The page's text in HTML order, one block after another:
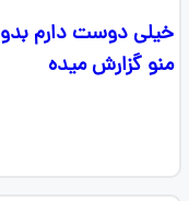
خیلی دوست دارم
منو گزارش میده